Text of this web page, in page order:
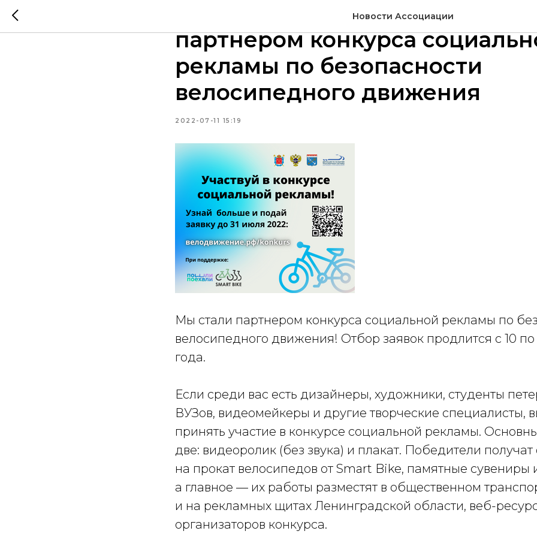
Новости Ассоциации
Ассоциация «Пошли-Поехали»
партнером конкурса
рекламы по безопасности
велосипедного движения
2022-07-11 15:19
Мы стали партнером конкурса социальной рекламы по
велосипедного движения! Отбор заявок продлится с 10 по
года.
Если среди вас есть дизайнеры, художники, студенты
ВУЗов, видеомейкеры и другие творческие специалисты,
принять участие в конкурсе социальной рекламы.
две: видеоролик (без звука) и плакат. Победители
на прокат велосипедов от Smart Bike, памятные сувениры
а главное — их работы разместят в общественном
и на рекламных щитах Ленинградской области, веб-
организаторов конкурса.